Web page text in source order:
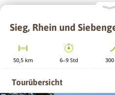
Sieg, Rhein und
50,5km 6–9 Std 300
Tourübersicht